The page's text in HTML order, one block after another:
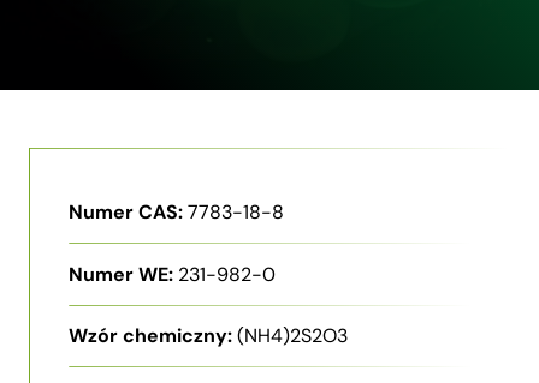
Numer CAS:7783-18-8
Numer WE: 231-982-0
Wzór chemiczny:(NH4)2S2O3